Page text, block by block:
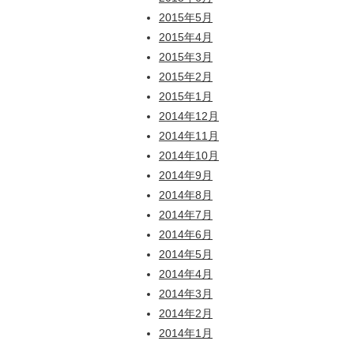
2015年5月
2015年4月
2015年3月
2015年2月
2015年1月
2014年12月
2014年11月
2014年10月
2014年9月
2014年8月
2014年7月
2014年6月
2014年5月
2014年4月
2014年3月
2014年2月
2014年1月